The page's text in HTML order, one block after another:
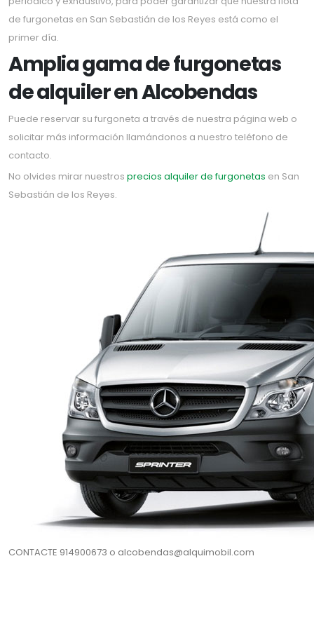
de furgonetas en San Sebastián de los Reyes está como el
primer día.
Amplia gama de furgonetas
de alquiler en Alcobendas
Puede reservar su furgoneta a través de nuestra página web o
solicitar más información llamándonos a nuestro teléfono de
contacto.
No olvides mirar nuestros precios alquiler de furgonetas en San
Sebastián de los Reyes.
CONTACTE 914900673 o alcobendas@alquimobil.com